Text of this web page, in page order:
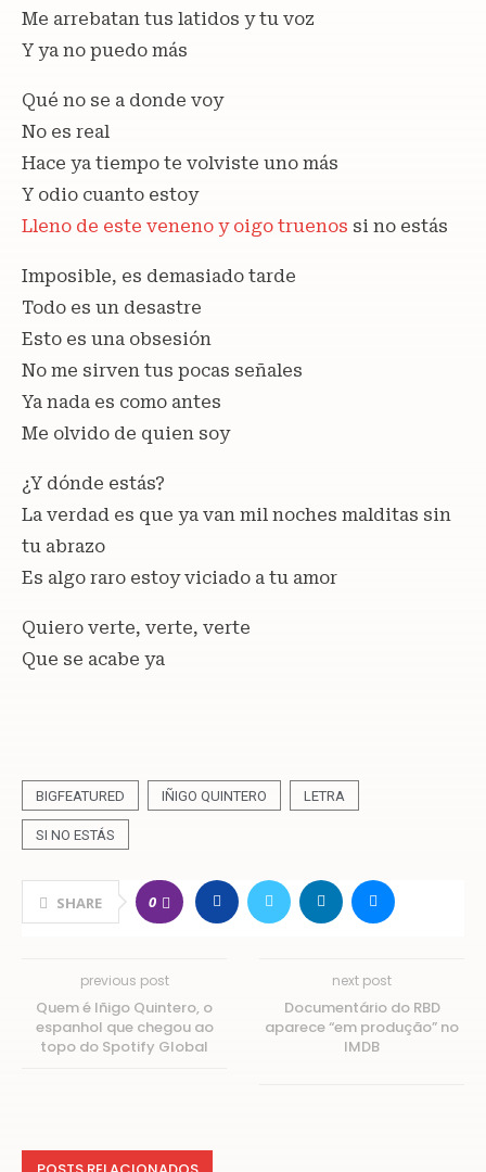
Me arrebatan tus latidos y tu voz
Y ya no puedo más
Qué no se a donde voy
No es real
Hace ya tiempo te volviste uno más
Y odio cuanto estoy
Lleno de este veneno y oigo truenos si no estás
Imposible, es demasiado tarde
Todo es un desastre
Esto es una obsesión
No me sirven tus pocas señales
Ya nada es como antes
Me olvido de quien soy
¿Y dónde estás?
La verdad es que ya van mil noches malditas sin
tu abrazo
Es algo raro estoy viciado a tu amor
Quiero verte, verte, verte
Que se acabe ya
BIGFEATURED IÑIGO QUINTERO LETRA
SI NO ESTÁS
SHARE 0
previous post
Quem é Iñigo Quintero, o
espanhol que chegou ao
topo do Spotify Global
next post
Documentário do RBD
aparece “em produção” no
IMDB